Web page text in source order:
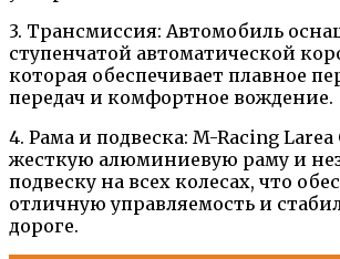
3. Трансмиссия: Автомобиль
ступенчатой автоматической
которая обеспечивает плавное
передач и комфортное вождение.
4. Рама и подвеска: M-Racing Larea
жесткую алюминиевую раму и
подвеску на всех колесах, что
отличную управляемость и
дороге.